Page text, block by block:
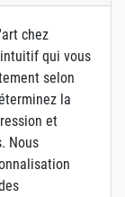
chez
qui vous
selon
la
et
Nous